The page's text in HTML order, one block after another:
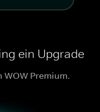
ein Upgrade
WOW Premium.